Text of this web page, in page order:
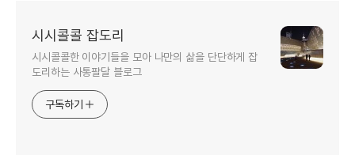
시시콜콜 잡도리
시시콜콜한 이야기들을 모아 나만의 삶을 단단하게 잡
도리하는 사통팔달 블로그
구독하기